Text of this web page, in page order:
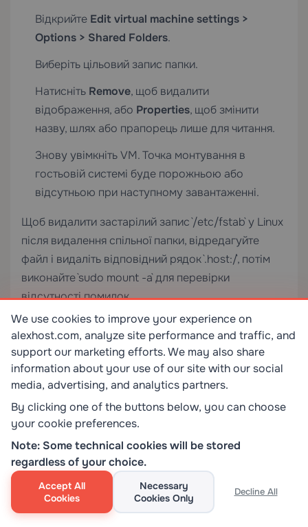
Відкрийте Edit virtual machine settings >
Options > Shared Folders.
Виберіть цільовий запис папки.
Натисніть Remove, щоб видалити
відображення, або Properties, щоб змінити
назву, шлях або прапорець лише для читання.
Знову увімкніть VM. Точка монтування в
гостьовій системі буде порожньою або
відсутньою при наступному завантаженні.
Щоб видалити застарілий запис `/etc/fstab` у Linux
після видалення спільної папки, відредагуйте
файл і видаліть відповідний рядок `.host:/`, потім
виконайте `sudo mount -a` для перевірки
відсутності помилок.
Спільні папки VMware порівняно з
альтернативними методами передачі
файлів
Розуміння того, коли використовувати спільні
папки, а коли інші механізми, є критично
важливим як для виробничих, так і для
розробницьких середовищ.
Метод Протокол
мережа
We use cookies to improve your experience on
alexhost.com, analyze site performance and traffic, and
support our marketing efforts. We may also share
information about your use of our site with our social
media, advertising, and analytics partners.
By clicking one of the buttons below, you can choose
your cookie preferences.
Note: Some technical cookies will be stored
regardless of your choice.
Accept All
Cookies
Necessary
Cookies Only
Decline All